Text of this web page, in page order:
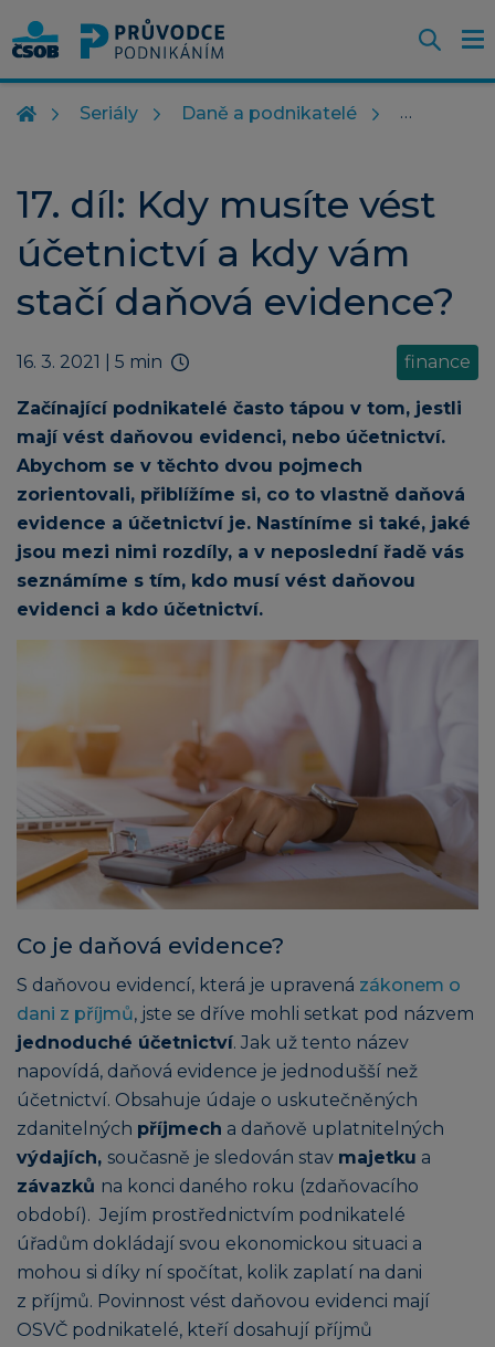
Seriály Daně a podnikatelé
17. díl: Kdy musíte vést
účetnictví a kdy vám
stačí daňová evidence?
16. 3. 2021 | 5 min finance
Začínající podnikatelé často tápou v tom, jestli
mají vést daňovou evidenci, nebo účetnictví.
Abychom se v těchto dvou pojmech
zorientovali, přiblížíme si, co to vlastně daňová
evidence a účetnictví je. Nastíníme si také, jaké
jsou mezi nimi rozdíly, a v neposlední řadě vás
seznámíme s tím, kdo musí vést daňovou
evidenci a kdo účetnictví.
Co je daňová evidence?
S daňovou evidencí, která je upravená zákonem o
dani z příjmů, jste se dříve mohli setkat pod názvem
jednoduché účetnictví. Jak už tento název
napovídá, daňová evidence je jednodušší než
účetnictví. Obsahuje údaje o uskutečněných
zdanitelných příjmech a daňově uplatnitelných
výdajích, současně je sledován stav majetku a
závazků na konci daného roku (zdaňovacího
období). Jejím prostřednictvím podnikatelé
úřadům dokládají svou ekonomickou situaci a
mohou si díky ní spočítat, kolik zaplatí na dani
z příjmů. Povinnost vést daňovou evidenci mají
OSVČ podnikatelé, kteří dosahují příjmů